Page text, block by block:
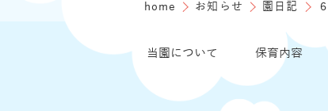
home お知らせ 園日記
当園について 保育内容